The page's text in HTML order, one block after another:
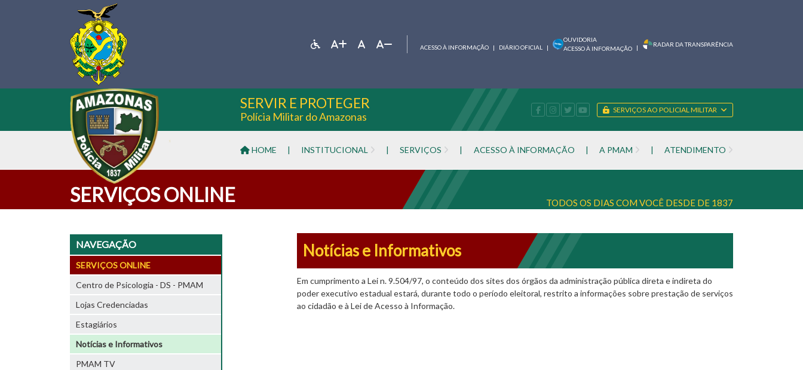
ACESSO À INFORMAÇÃO | DIÁRIO OFICIAL |
OUVIDORIA
ACESSO À INFORMAÇÃO
| RADAR DA TRANSPARÊNCIA
SERVIR E PROTEGER
Polícia Militar do Amazonas
SERVIÇOS AO POLICIAL MILITAR
HOME | INSTITUCIONAL | SERVIÇOS | ACESSO À INFORMAÇÃO | A PMAM | ATENDIMENTO
SERVIÇOS ONLINE TODOS OS DIAS COM VOCÊ DESDE DE 1837
NAVEGAÇÃO
SERVIÇOS ONLINE
Centro de Psicologia - DS - PMAM
Lojas Credenciadas
Estagiários
Notícias e Informativos
PMAM TV
Notícias e Informativos
Em cumprimento a Lei n. 9.504/97, o conteúdo dos sites dos órgãos da administração pública direta e indireta do
poder executivo estadual estará, durante todo o período eleitoral, restrito a informações sobre prestação de serviços
ao cidadão e à Lei de Acesso à Informação.